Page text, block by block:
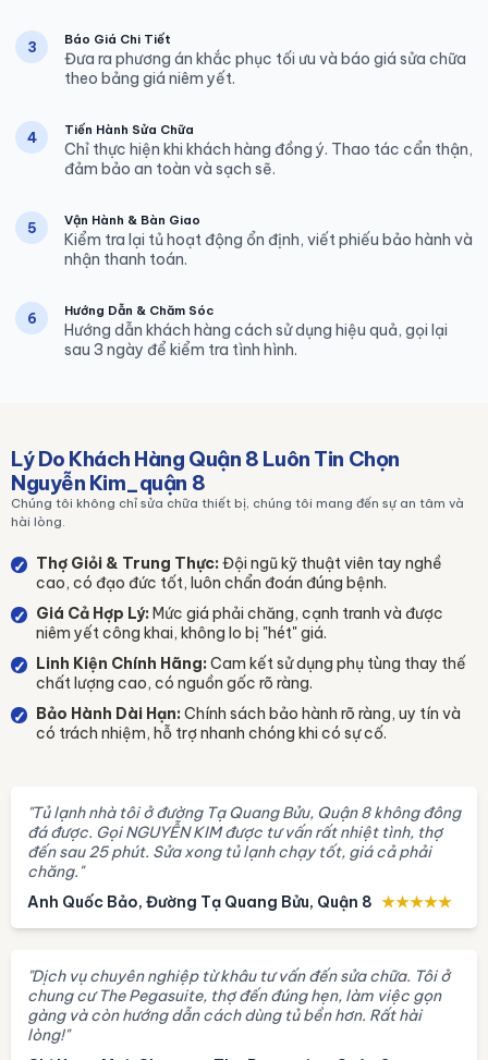
3 Báo Giá Chi Tiết
Đưa ra phương án khắc phục tối ưu và báo giá sửa chữa
theo bảng giá niêm yết.
4 Tiến Hành Sửa Chữa
Chỉ thực hiện khi khách hàng đồng ý. Thao tác cẩn thận,
đảm bảo an toàn và sạch sẽ.
5 Vận Hành & Bàn Giao
Kiểm tra lại tủ hoạt động ổn định, viết phiếu bảo hành và
nhận thanh toán.
6 Hướng Dẫn & Chăm Sóc
Hướng dẫn khách hàng cách sử dụng hiệu quả, gọi lại
sau 3 ngày để kiểm tra tình hình.
Lý Do Khách Hàng Quận 8 Luôn Tin Chọn
Nguyễn Kim_quận 8
Chúng tôi không chỉ sửa chữa thiết bị, chúng tôi mang đến sự an tâm và
hài lòng.
✓ Thợ Giỏi & Trung Thực: Đội ngũ kỹ thuật viên tay nghề
cao, có đạo đức tốt, luôn chẩn đoán đúng bệnh.
✓ Giá Cả Hợp Lý: Mức giá phải chăng, cạnh tranh và được
niêm yết công khai, không lo bị "hét" giá.
✓ Linh Kiện Chính Hãng: Cam kết sử dụng phụ tùng thay thế
chất lượng cao, có nguồn gốc rõ ràng.
✓ Bảo Hành Dài Hạn: Chính sách bảo hành rõ ràng, uy tín và
có trách nhiệm, hỗ trợ nhanh chóng khi có sự cố.
"Tủ lạnh nhà tôi ở đường Tạ Quang Bửu, Quận 8 không đông
đá được. Gọi NGUYỄN KIM được tư vấn rất nhiệt tình, thợ
đến sau 25 phút. Sửa xong tủ lạnh chạy tốt, giá cả phải
chăng."
Anh Quốc Bảo, Đường Tạ Quang Bửu, Quận 8 ★★★★★
"Dịch vụ chuyên nghiệp từ khâu tư vấn đến sửa chữa. Tôi ở
chung cư The Pegasuite, thợ đến đúng hẹn, làm việc gọn
gàng và còn hướng dẫn cách dùng tủ bền hơn. Rất hài
lòng!"